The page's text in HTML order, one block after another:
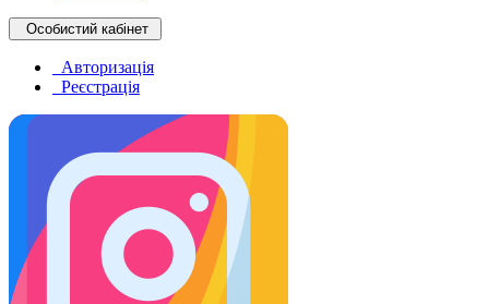
Особистий кабінет
Авторизація
Реєстрація